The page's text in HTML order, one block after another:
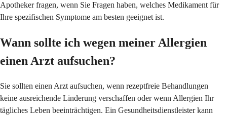
Apotheker fragen, wenn Sie Fragen haben, welches Medikament für
Ihre spezifischen Symptome am besten geeignet ist.
Wann sollte ich wegen meiner Allergien
einen Arzt aufsuchen?
Sie sollten einen Arzt aufsuchen, wenn rezeptfreie Behandlungen
keine ausreichende Linderung verschaffen oder wenn Allergien Ihr
tägliches Leben beeinträchtigen. Ein Gesundheitsdienstleister kann